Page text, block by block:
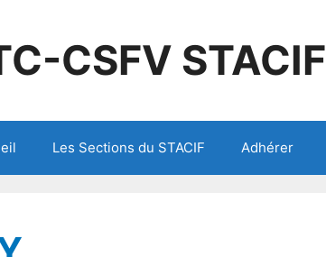
CSFV STACIF
Les Sections du STACIF Adhérer